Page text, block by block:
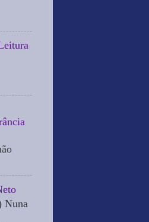
Nuna